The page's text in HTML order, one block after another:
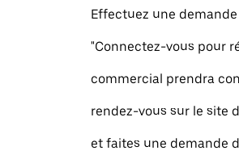
Effectuez une
"Connectez-vous pour
commercial prendra
rendez-vous sur le site
et faites une demande